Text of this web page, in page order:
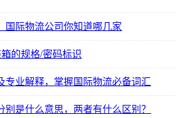
国际物流公司你知道哪几家
的规格/密码标识
业解释，掌握国际物流必备词汇
别是什么意思，两者有什么区别？